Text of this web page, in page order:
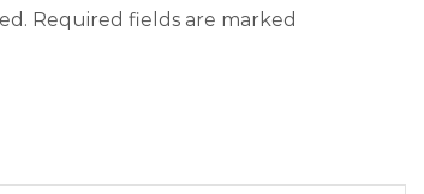
Required fields are marked